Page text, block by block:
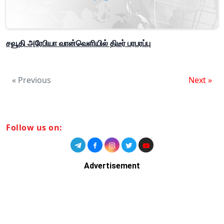
சவூதி அரேபியா வான்வெளியில் திடீர் பரபரப்பு
« Previous Next »
Follow us on:
Advertisement